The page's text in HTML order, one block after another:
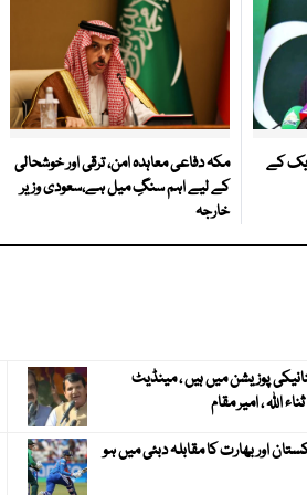
کے
مکہ دفاعی معاہدہ امن، ترقی اور خوشحالی
کے لیے اہم سنگِ میل ہے،سعودی وزیر
خارجہ
پوزیشن میں ہیں ، مینڈیٹ
اللہ ، امیر مقام
ایشیا کپ 2026، پاکستان اور بھارت کا مقابلہ دبئی میں ہو